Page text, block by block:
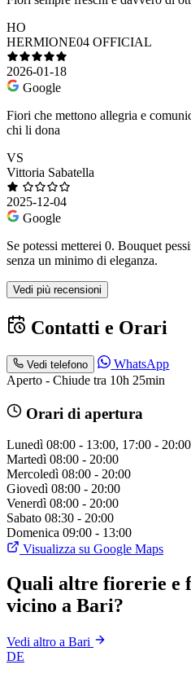
HO
HERMIONE04 OFFICIAL
2026-01-18
Google
Fiori che mettono allegria e
chi li dona
VS
Vittoria Sabatella
2025-12-04
Google
Se potessi metterei 0. Bouquet
senza un minimo di eleganza.
Vedi più recensioni
Contatti e Orari
Vedi telefono
WhatsApp
Aperto - Chiude tra 10h 25min
Orari di apertura
Lunedì 08:00 - 13:00, 17:00 - 20:00
Martedì 08:00 - 20:00
Mercoledì 08:00 - 20:00
Giovedì 08:00 - 20:00
Venerdì 08:00 - 20:00
Sabato 08:30 - 20:00
Domenica 09:00 - 13:00
Visualizza su Google Maps
Quali altre fiorerie e
vicino a Bari?
Vedi altro a Bari
DE